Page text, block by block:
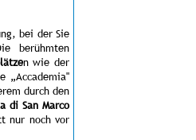
bei der Sie
berühmten
n wie der
„Accademia"
durch den
di San Marco
nur noch vor